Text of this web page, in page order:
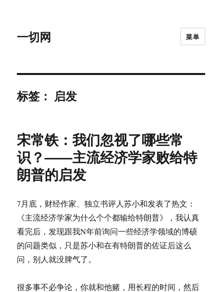
一切网 菜单
标签： 启发
宋常铁：我们忽视了哪些常
识？——主流经济学家败给特
朗普的启发
7月底，财经作家、独立书评人苏小和发表了热文：
《主流经济学家为什么个个都输给特朗普》，我认真
看完后，发现跟我N年前询问一些经济学领域的博硕
的问题类似，只是苏小和在有特朗普的佐证后这么
问，别人就没脾气了。
很多事不必争论，你就和他赌，用长程的时间，然后